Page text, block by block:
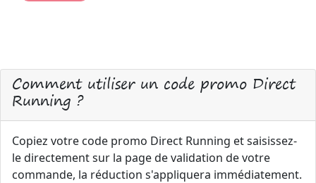
Comment utiliser un code promo Direct
Running ?
Copiez votre code promo Direct Running et saisissez-
le directement sur la page de validation de votre
commande, la réduction s'appliquera immédiatement.